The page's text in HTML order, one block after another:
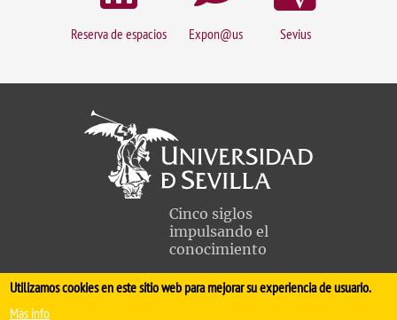
Reserva de espacios Expon@us Sevius
Cinco siglos
impulsando el
conocimiento
FACULTAD DE MEDICINA
Utilizamos cookies en este sitio web para mejorar su experiencia de usuario.
Más info